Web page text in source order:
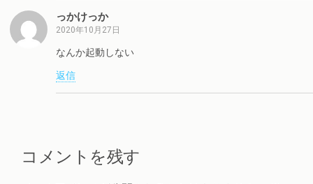
っかけっか
2020年10月27日
なんか起動しない
返信
コメントを残す